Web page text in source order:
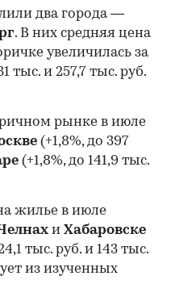
два города —
. В них средняя цена
увеличилась за
тыс. и 257,7 тыс. руб.
рынке в июле
(+1,8%, до 397
(+1,8%, до 141,9 тыс.
жилье в июле
и Хабаровске
тыс. руб. и 143 тыс.
из изученных